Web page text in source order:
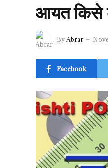
आयत किसे
ByAbrar
Facebook